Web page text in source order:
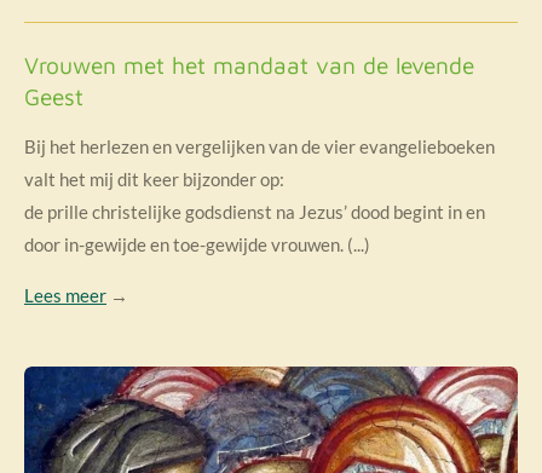
Vrouwen met het mandaat van de levende
Geest
Bij het herlezen en vergelijken van de vier evangelieboeken
valt het mij dit keer bijzonder op:
de prille christelijke godsdienst na Jezus’ dood begint in en
door in-gewijde en toe-gewijde vrouwen. (...)
Lees meer →